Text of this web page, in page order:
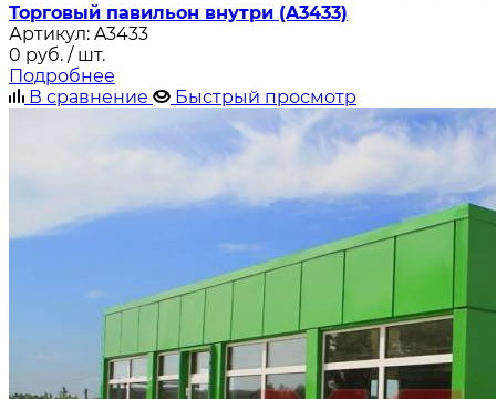
Торговый павильон внутри (A3433)
Артикул: A3433
0 руб. / шт.
Подробнее
В сравнение
Быстрый просмотр